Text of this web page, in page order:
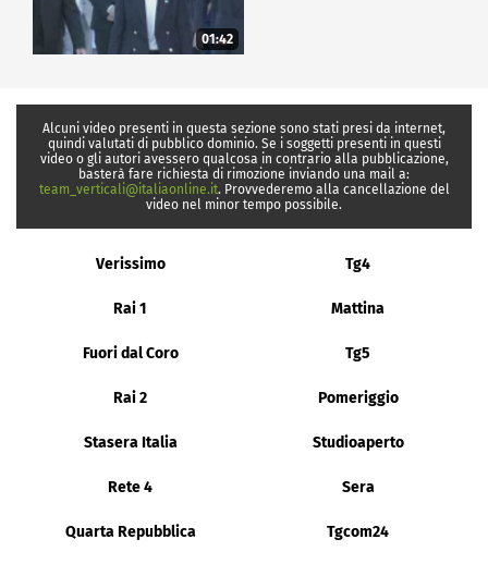
01:42
Alcuni video presenti in questa sezione sono stati presi da internet,
quindi valutati di pubblico dominio. Se i soggetti presenti in questi
video o gli autori avessero qualcosa in contrario alla pubblicazione,
basterà fare richiesta di rimozione inviando una mail a:
team_verticali@italiaonline.it. Provvederemo alla cancellazione del
video nel minor tempo possibile.
Verissimo Tg4
Rai 1 Mattina
Fuori dal Coro Tg5
Rai 2 Pomeriggio
Stasera Italia Studioaperto
Rete 4 Sera
Quarta Repubblica Tgcom24